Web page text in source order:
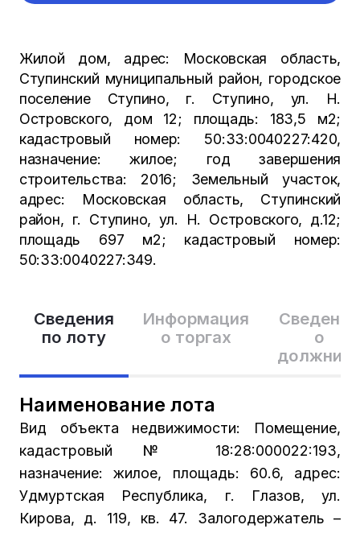
Сведения
по лоту
Информация
о торгах
Сведения
о
Наименование лота
Вид объекта недвижимости: Помещение,
кадастровый № 18:28:000022:193,
назначение: жилое, площадь: 60.6, адрес:
Удмуртская Республика, г. Глазов, ул.
Кирова, д. 119, кв. 47. Залогодержатель –
Жилой дом, адрес: Московская область,
Ступинский муниципальный район, городское
поселение Ступино, г. Ступино, ул. Н.
Островского, дом 12; площадь: 183,5 м2;
кадастровый номер: 50:33:0040227:420,
назначение: жилое; год завершения
строительства: 2016; Земельный участок,
адрес: Московская область, Ступинский
район, г. Ступино, ул. Н. Островского, д.12;
площадь 697 м2; кадастровый номер:
50:33:0040227:349.